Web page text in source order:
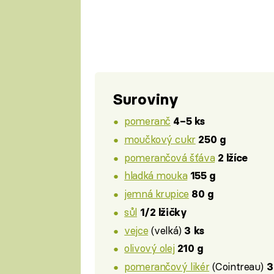
Suroviny
pomeranč 4–5 ks
moučkový cukr 250 g
pomerančová šťáva 2 lžíce
hladká mouka 155 g
jemná krupice 80 g
sůl 1/2 lžičky
vejce (velká) 3 ks
olivový olej 210 g
pomerančový likér(Cointreau)